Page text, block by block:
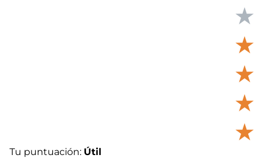
★
★
★
★
★
Tu puntuación: Útil